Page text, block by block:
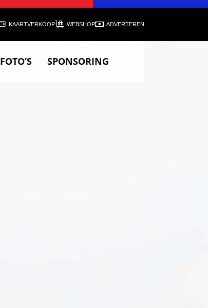
KAARTVERKOOP WEBSHOP ADVERTEREN
FOTO’S SPONSORING